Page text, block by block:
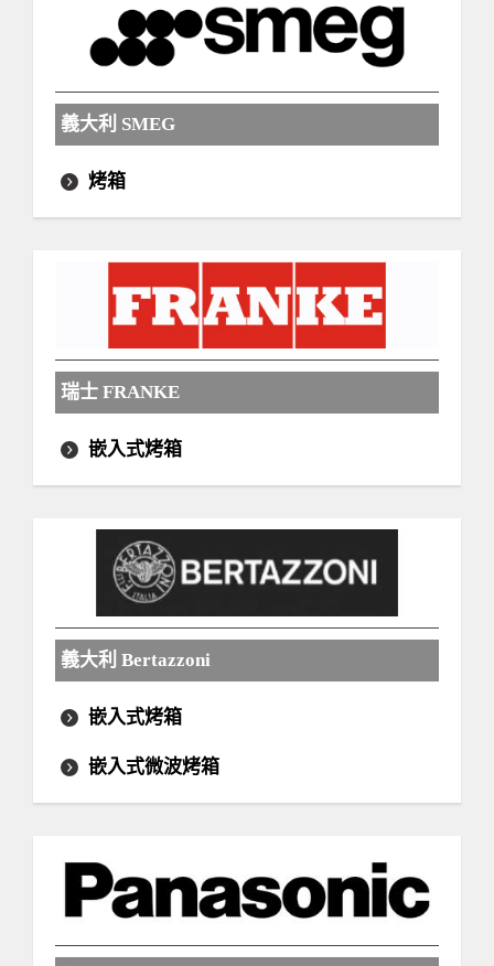
義大利 SMEG
烤箱
瑞士 FRANKE
嵌入式烤箱
義大利 Bertazzoni
嵌入式烤箱
嵌入式微波烤箱